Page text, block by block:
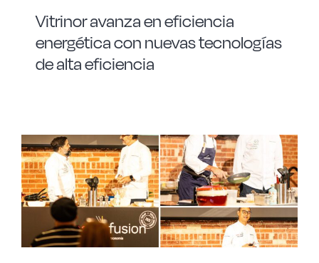
Vitrinor avanza en eficiencia
energética con nuevas tecnologías
de alta eficiencia